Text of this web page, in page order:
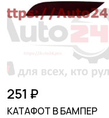
251 ₽
КАТАФОТ В БАМПЕР